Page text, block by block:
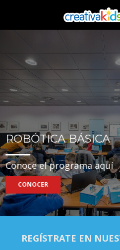
ROBÓTICA BÁSICA
Conoce el programa aquí
CONOCER
REGÍSTRATE EN